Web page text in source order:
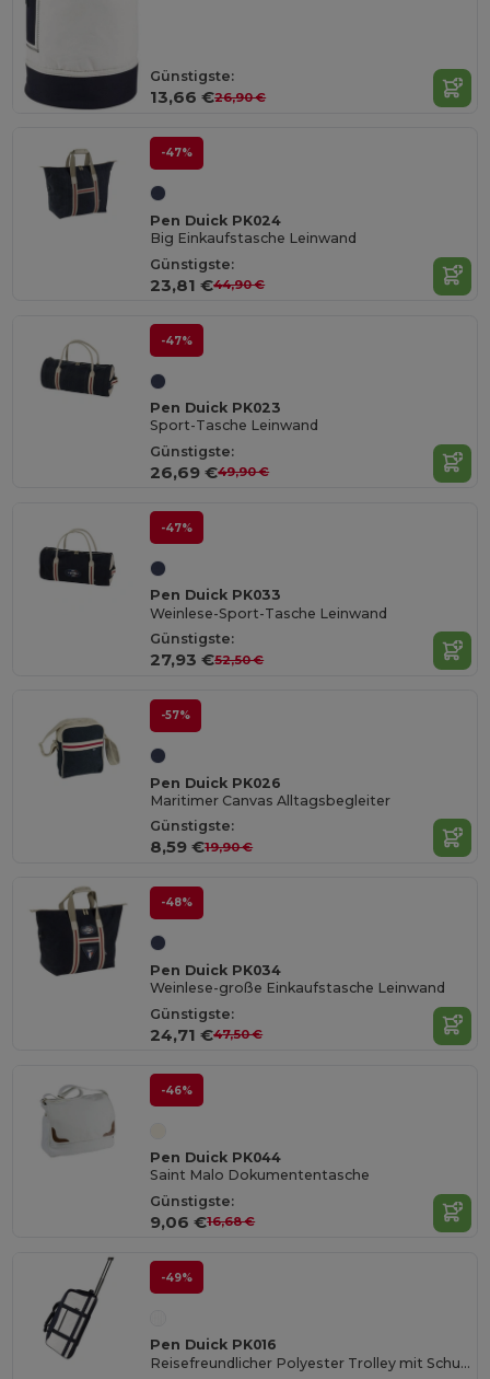
Günstigste:
13,66 €26,90 €
-47%
Pen Duick PK024
Big Einkaufstasche Leinwand
Günstigste:
23,81 €44,90 €
-47%
Pen Duick PK023
Sport-Tasche Leinwand
Günstigste:
26,69 €49,90 €
-47%
Pen Duick PK033
Weinlese-Sport-Tasche Leinwand
Günstigste:
27,93 €52,50 €
-57%
Pen Duick PK026
Maritimer Canvas Alltagsbegleiter
Günstigste:
8,59 €19,90 €
-48%
Pen Duick PK034
Weinlese-große Einkaufstasche Leinwand
Günstigste:
24,71 €47,50 €
-46%
Pen Duick PK044
Saint Malo Dokumententasche
Günstigste:
9,06 €16,68 €
-49%
Pen Duick PK016
Reisefreundlicher Polyester Trolley mit Schuhfach